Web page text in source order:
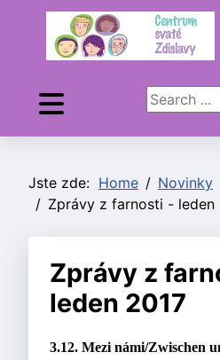
Search ...
Jste zde: Home Novinky
Zprávy z farnosti - leden
Zprávy z
leden 2017
3.12. Mezi námi/Zwischen